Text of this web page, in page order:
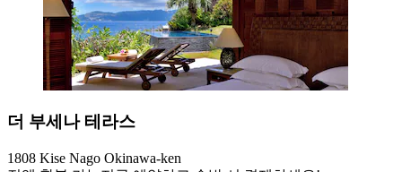
더 부세나 테라스
1808 Kise Nago Okinawa-ken